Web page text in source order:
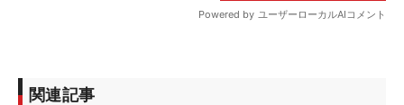
関連記事